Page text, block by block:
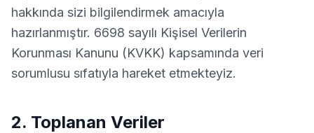
hakkında sizi bilgilendirmek amacıyla
hazırlanmıştır. 6698 sayılı Kişisel Verilerin
Korunması Kanunu (KVKK) kapsamında veri
sorumlusu sıfatıyla hareket etmekteyiz.
2. Toplanan Veriler